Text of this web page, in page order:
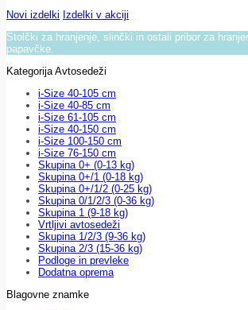
Novi izdelki Izdelki v akciji
Stolčki za hranjenje, slinčki in ostali pribor za
papavčke.
Kategorija Avtosedeži
i-Size 40-105 cm
i-Size 40-85 cm
i-Size 61-105 cm
i-Size 40-150 cm
i-Size 100-150 cm
i-Size 76-150 cm
Skupina 0+ (0-13 kg)
Skupina 0+/1 (0-18 kg)
Skupina 0+/1/2 (0-25 kg)
Skupina 0/1/2/3 (0-36 kg)
Skupina 1 (9-18 kg)
Vrtljivi avtosedeži
Skupina 1/2/3 (9-36 kg)
Skupina 2/3 (15-36 kg)
Podloge in prevleke
Dodatna oprema
Blagovne znamke